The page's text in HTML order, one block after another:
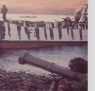
и конструкции
преодолеть
С ее
отсутствие на
поля и
определен